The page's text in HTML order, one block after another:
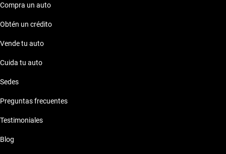
Compra un auto
Obtén un crédito
Vende tu auto
Cuida tu auto
Sedes
Preguntas frecuentes
Testimoniales
Blog